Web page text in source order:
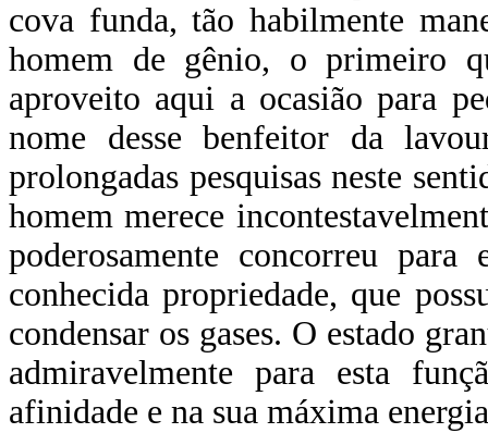
cova funda, tão habilmente
homem de gênio, o primeiro
aproveito aqui a ocasião para
nome desse benfeitor da
prolongadas pesquisas neste
homem merece
poderosamente concorreu
conhecida propriedade, que
condensar os gases. O estado
admiravelmente para esta
afinidade e na sua máxima